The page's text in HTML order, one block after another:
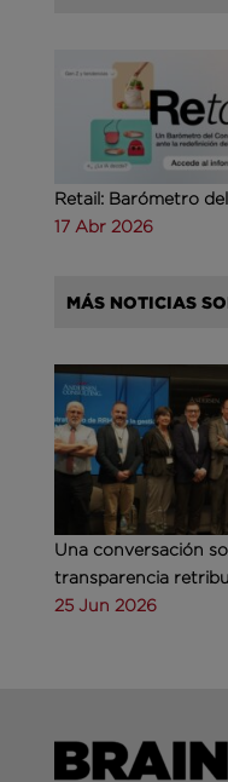
Retail: Barómetro
17 Abr 2026
MÁS NOTICIAS
Una conversación
transparencia
25 Jun 2026